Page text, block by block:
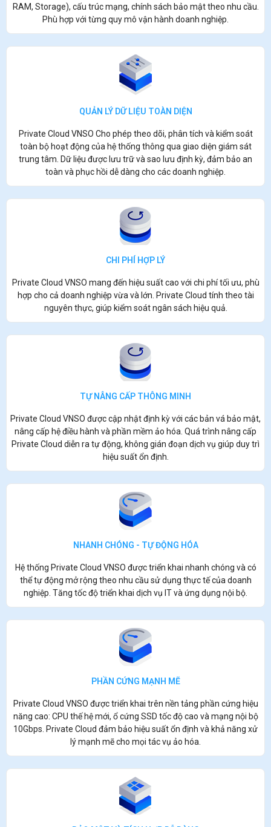
RAM, Storage), cấu trúc mạng, chính sách bảo mật theo nhu cầu.
Phù hợp với từng quy mô vận hành doanh nghiệp.
QUẢN LÝ DỮ LIỆU TOÀN DIỆN
Private Cloud VNSO Cho phép theo dõi, phân tích và kiểm soát
toàn bộ hoạt động của hệ thống thông qua giao diện giám sát
trung tâm. Dữ liệu được lưu trữ và sao lưu định kỳ, đảm bảo an
toàn và phục hồi dễ dàng cho các doanh nghiệp.
CHI PHÍ HỢP LÝ
Private Cloud VNSO mang đến hiệu suất cao với chi phí tối ưu, phù
hợp cho cả doanh nghiệp vừa và lớn. Private Cloud tính theo tài
nguyên thực, giúp kiểm soát ngân sách hiệu quả.
TỰ NÂNG CẤP THÔNG MINH
Private Cloud VNSO được cập nhật định kỳ với các bản vá bảo mật,
nâng cấp hệ điều hành và phần mềm ảo hóa. Quá trình nâng cấp
Private Cloud diễn ra tự động, không gián đoạn dịch vụ giúp duy trì
hiệu suất ổn định.
NHANH CHÓNG - TỰ ĐỘNG HÓA
Hệ thống Private Cloud VNSO được triển khai nhanh chóng và có
thể tự động mở rộng theo nhu cầu sử dụng thực tế của doanh
nghiệp. Tăng tốc độ triển khai dịch vụ IT và ứng dụng nội bộ.
PHẦN CỨNG MẠNH MẼ
Private Cloud VNSO được triển khai trên nền tảng phần cứng hiệu
năng cao: CPU thế hệ mới, ổ cứng SSD tốc độ cao và mạng nội bộ
10Gbps. Private Cloud đảm bảo hiệu suất ổn định và khả năng xử
lý mạnh mẽ cho mọi tác vụ ảo hóa.